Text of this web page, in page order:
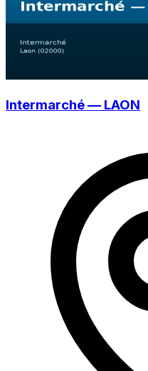
Intermarché — LAON